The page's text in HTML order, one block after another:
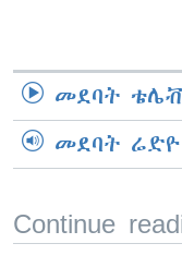
መደባት
መደባት
Continue